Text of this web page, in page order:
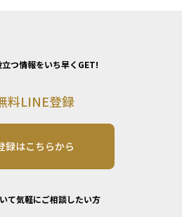
つ情報をいち早くGET!
料LINE登録
録はこちらから
て気軽にご相談したい方